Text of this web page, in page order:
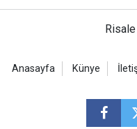
Anasayfa Künye